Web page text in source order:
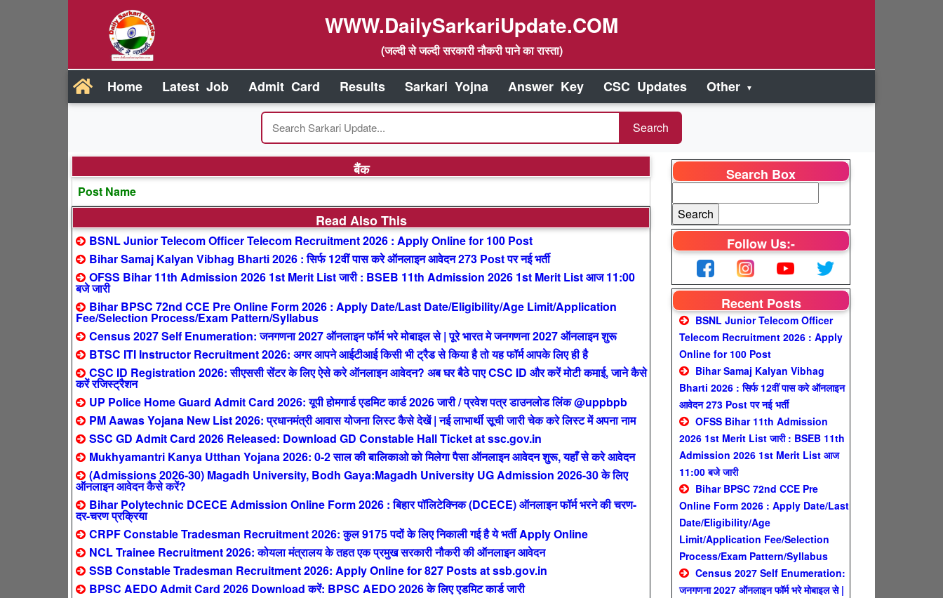
WWW.DailySarkariUpdate.COM
(जल्दी से जल्दी सरकारी नौकरी पाने का रास्ता)
Home Latest Job Admit Card Results Sarkari Yojna Answer Key CSC Updates Other
बैंक
Post Name
Read Also This
BSNL Junior Telecom Officer Telecom Recruitment 2026 : Apply Online for 100 Post
Bihar Samaj Kalyan Vibhag Bharti 2026 : सिर्फ 12वीं पास करे ऑनलाइन आवेदन 273 Post पर नई भर्ती
OFSS Bihar 11th Admission 2026 1st Merit List जारी : BSEB 11th Admission 2026 1st Merit List आज 11:00
बजे जारी
Bihar BPSC 72nd CCE Pre Online Form 2026 : Apply Date/Last Date/Eligibility/Age Limit/Application
Fee/Selection Process/Exam Pattern/Syllabus
Census 2027 Self Enumeration: जनगणना 2027 ऑनलाइन फॉर्म भरे मोबाइल से | पूरे भारत मे जनगणना 2027 ऑनलाइन शुरू
BTSC ITI Instructor Recruitment 2026: अगर आपने आईटीआई किसी भी ट्रैड से किया है तो यह फॉर्म आपके लिए ही है
CSC ID Registration 2026: सीएससी सेंटर के लिए ऐसे करे ऑनलाइन आवेदन? अब घर बैठे पाए CSC ID और करें मोटी कमाई, जाने कैसे
करें रजिस्ट्रैशन
UP Police Home Guard Admit Card 2026: यूपी होमगार्ड एडमिट कार्ड 2026 जारी / प्रवेश पत्र डाउनलोड लिंक @uppbpb
PM Aawas Yojana New List 2026: प्रधानमंत्री आवास योजना लिस्ट कैसे देखें | नई लाभार्थी सूची जारी चेक करे लिस्ट में अपना नाम
SSC GD Admit Card 2026 Released: Download GD Constable Hall Ticket at ssc.gov.in
Mukhyamantri Kanya Utthan Yojana 2026: 0-2 साल की बालिकाओ को मिलेगा पैसा ऑनलाइन आवेदन शुरू, यहाँ से करे आवेदन
(Admissions 2026-30) Magadh University, Bodh Gaya:Magadh University UG Admission 2026-30 के लिए
ऑनलाइन आवेदन कैसे करें?
Bihar Polytechnic DCECE Admission Online Form 2026 : बिहार पॉलिटेक्निक (DCECE) ऑनलाइन फॉर्म भरने की चरण-
दर-चरण प्रक्रिया
CRPF Constable Tradesman Recruitment 2026: कुल 9175 पदों के लिए निकाली गई है ये भर्ती Apply Online
NCL Trainee Recruitment 2026: कोयला मंत्रालय के तहत एक प्रमुख सरकारी नौकरी की ऑनलाइन आवेदन
SSB Constable Tradesman Recruitment 2026: Apply Online for 827 Posts at ssb.gov.in
BPSC AEDO Admit Card 2026 Download करें: BPSC AEDO 2026 के लिए एडमिट कार्ड जारी
Search Box
Follow Us:-
Recent Posts
BSNL Junior Telecom Officer
Telecom Recruitment 2026 : Apply
Online for 100 Post
Bihar Samaj Kalyan Vibhag
Bharti 2026 : सिर्फ 12वीं पास करे ऑनलाइन
आवेदन 273 Post पर नई भर्ती
OFSS Bihar 11th Admission
2026 1st Merit List जारी : BSEB 11th
Admission 2026 1st Merit List आज
11:00 बजे जारी
Bihar BPSC 72nd CCE Pre
Online Form 2026 : Apply Date/Last
Date/Eligibility/Age
Limit/Application Fee/Selection
Process/Exam Pattern/Syllabus
Census 2027 Self Enumeration:
जनगणना 2027 ऑनलाइन फॉर्म भरे मोबाइल से |